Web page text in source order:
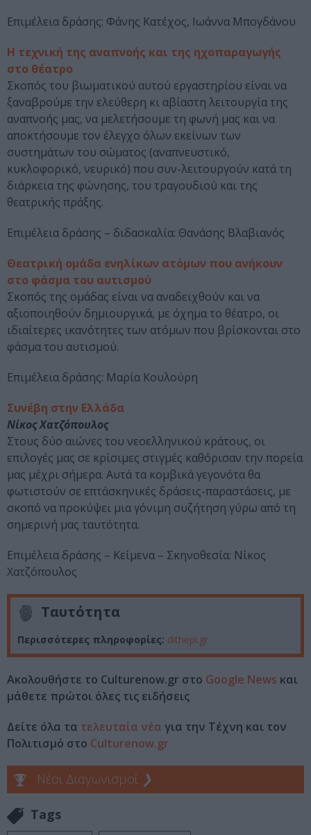
Επιμέλεια δράσης: Φάνης Κατέχος, Ιωάννα Μπογδάνου
Η τεχνική της αναπνοής και της ηχοπαραγωγής
στο θέατρο
Σκοπός του βιωματικού αυτού εργαστηρίου είναι να
ξαναβρούμε την ελεύθερη κι αβίαστη λειτουργία της
αναπνοής μας, να μελετήσουμε τη φωνή μας και να
αποκτήσουμε τον έλεγχο όλων εκείνων των
συστημάτων του σώματος (αναπνευστικό,
κυκλοφορικό, νευρικό) που συν-λειτουργούν κατά τη
διάρκεια της φώνησης, του τραγουδιού και της
θεατρικής πράξης.
Επιμέλεια δράσης – διδασκαλία: Θανάσης Βλαβιανός
Θεατρική ομάδα ενηλίκων ατόμων που ανήκουν
στο φάσμα του αυτισμού
Σκοπός της ομάδας είναι να αναδειχθούν και να
αξιοποιηθούν δημιουργικά, με όχημα το θέατρο, οι
ιδιαίτερες ικανότητες των ατόμων που βρίσκονται στο
φάσμα του αυτισμού.
Επιμέλεια δράσης: Μαρία Κουλούρη
Συνέβη στην Ελλάδα
Νίκος Χατζόπουλος
Στους δύο αιώνες του νεοελληνικού κράτους, οι
επιλογές μας σε κρίσιμες στιγμές καθόρισαν την πορεία
μας μέχρι σήμερα. Αυτά τα κομβικά γεγονότα θα
φωτιστούν σε επτάσκηνικές δράσεις-παραστάσεις, με
σκοπό να προκύψει μια γόνιμη συζήτηση γύρω από τη
σημερινή μας ταυτότητα.
Επιμέλεια δράσης – Κείμενα – Σκηνοθεσία: Νίκος
Χατζόπουλος
Ταυτότητα
Περισσότερες πληροφορίες: dithepi.gr
Ακολουθήστε το Culturenow.gr στο Google News και
μάθετε πρώτοι όλες τις ειδήσεις
Δείτε όλα τα τελευταία νέα για την Τέχνη και τον
Πολιτισμό στο Culturenow.gr
Νέοι Διαγωνισμοί ❯
Tags